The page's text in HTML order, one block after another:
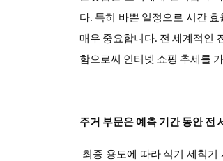
다. 특히 바쁜 일정으로 시간
매우 중요합니다. 전 세계적인
함으로써 인터넷 쇼핑 추세를
주거 부문은 예측 기간 동안 전
최종 용도에 따라식기 세척기